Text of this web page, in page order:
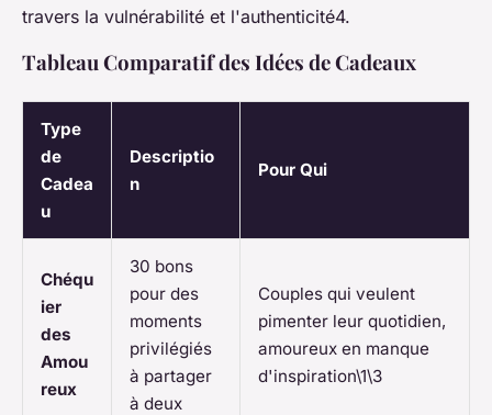
travers la vulnérabilité et l'authenticité4.
Tableau Comparatif des Idées de Cadeaux
Type
de
Cadea
u
Descriptio
n
Pour Qui
Chéqu
ier
des
Amou
reux
30 bons
pour des
moments
privilégiés
à partager
à deux
Couples qui veulent
pimenter leur quotidien,
amoureux en manque
d'inspiration\1\3